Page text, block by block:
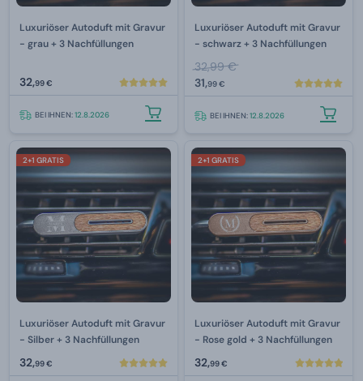
Luxuriöser Autoduft mit Gravur
- grau + 3 Nachfüllungen
32,99 €
BEI IHNEN:12.8.2026
Luxuriöser Autoduft mit Gravur
- schwarz + 3 Nachfüllungen
32,99 €
31,99 €
BEI IHNEN:12.8.2026
2+1 GRATIS
Luxuriöser Autoduft mit Gravur
- Silber + 3 Nachfüllungen
32,99 €
2+1 GRATIS
Luxuriöser Autoduft mit Gravur
- Rose gold + 3 Nachfüllungen
32,99 €